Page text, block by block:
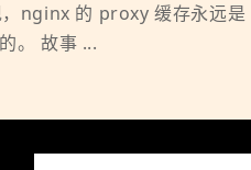
nginx 的 proxy 缓存永远是
。 故事 ...